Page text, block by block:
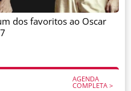
AGENDA
COMPLETA >
dos favoritos ao Oscar